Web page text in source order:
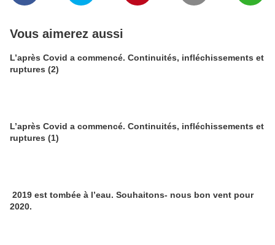
Vous aimerez aussi
L’après Covid a commencé. Continuités, infléchissements et
ruptures (2)
L’après Covid a commencé. Continuités, infléchissements et
ruptures (1)
2019 est tombée à l’eau. Souhaitons- nous bon vent pour
2020.